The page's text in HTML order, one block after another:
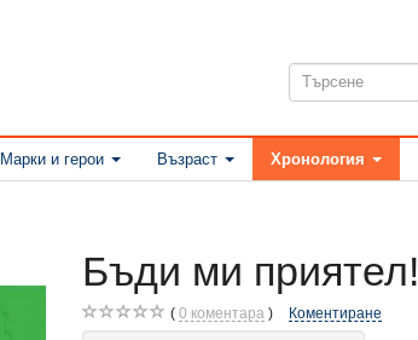
Марки и герои Възраст Хронология
Бъди ми приятел!
0 коментара Коментиране